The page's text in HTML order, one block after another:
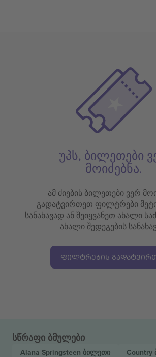
უპს, ბილეთები
მოიძებნა.
ამ ძიების ბილეთები ვერ
გადატვირთეთ ფილტრები
სანახავად ან შეიყვანეთ ახალი
ახალი შედეგების
ᲤᲘᲚᲢᲠᲔᲑᲘᲡ
სწრაფი ბმულები
Alana Springsteen ბილეთი Country